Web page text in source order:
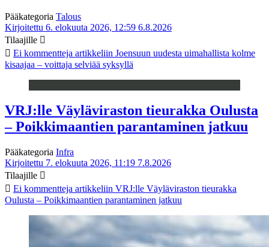
Pääkategoria Talous
Kirjoitettu 6. elokuuta 2026, 12:59 6.8.2026
Tilaajille
Ei kommentteja artikkeliin Joensuun uudesta uimahallista kolme
kisaajaa – voittaja selviää syksyllä
VRJ:lle Väyläviraston tieurakka Oulusta
– Poikkimaantien parantaminen jatkuu
Pääkategoria Infra
Kirjoitettu 7. elokuuta 2026, 11:19 7.8.2026
Tilaajille
Ei kommentteja artikkeliin VRJ:lle Väyläviraston tieurakka
Oulusta – Poikkimaantien parantaminen jatkuu